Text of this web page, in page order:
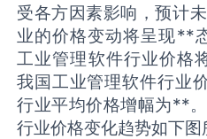
受各方因素影响，预计
业的价格变动将呈现**
工业管理软件行业价格
我国工业管理软件行业
行业平均价格增幅为**
行业价格变化趋势如下图